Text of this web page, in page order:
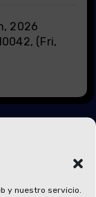
y nuestro servicio.
2026
(Fri,